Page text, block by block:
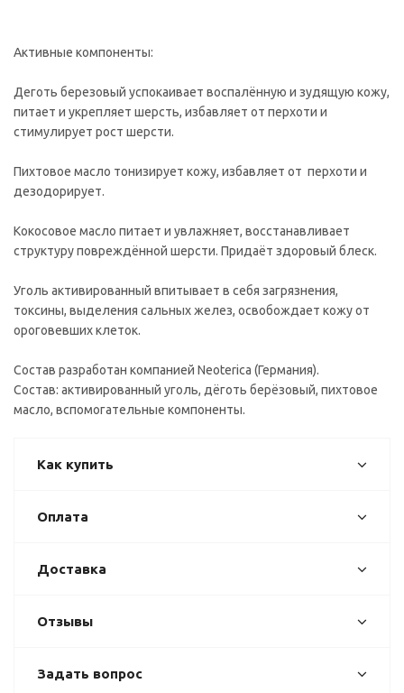
Активные компоненты:
Деготь березовый успокаивает воспалённую и зудящую кожу,
питает и укрепляет шерсть, избавляет от перхоти и
стимулирует рост шерсти.
Пихтовое масло тонизирует кожу, избавляет от перхоти и
дезодорирует.
Кокосовое масло питает и увлажняет, восстанавливает
структуру повреждённой шерсти. Придаёт здоровый блеск.
Уголь активированный впитывает в себя загрязнения,
токсины, выделения сальных желез, освобождает кожу от
ороговевших клеток.
Состав разработан компанией Neoterica (Германия).
Состав: активированный уголь, дёготь берёзовый, пихтовое
масло, вспомогательные компоненты.
Как купить
Оплата
Доставка
Отзывы
Задать вопрос